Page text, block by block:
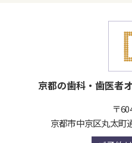
京都の歯科・歯医者
〒
京都市中京区丸太町